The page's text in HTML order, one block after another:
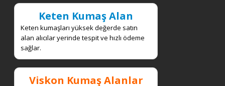
Keten Kumaş Alan
Keten kumaşları yüksek değerde satın
alan alıcılar yerinde tespit ve hızlı ödeme
sağlar.
Viskon Kumaş Alanlar